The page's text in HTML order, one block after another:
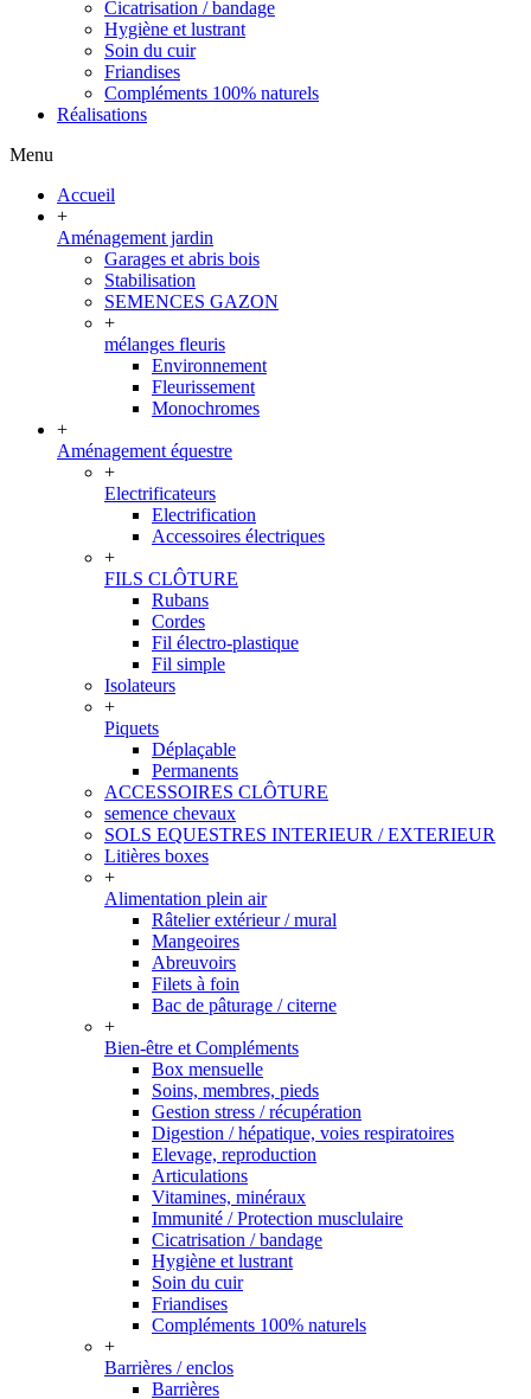
Cicatrisation / bandage
Hygiène et lustrant
Soin du cuir
Friandises
Compléments 100% naturels
Réalisations
Menu
Accueil
+
Aménagement jardin
Garages et abris bois
Stabilisation
SEMENCES GAZON
+
mélanges fleuris
Environnement
Fleurissement
Monochromes
+
Aménagement équestre
+
Electrificateurs
Electrification
Accessoires électriques
+
FILS CLÔTURE
Rubans
Cordes
Fil électro-plastique
Fil simple
Isolateurs
+
Piquets
Déplaçable
Permanents
ACCESSOIRES CLÔTURE
semence chevaux
SOLS EQUESTRES INTERIEUR / EXTERIEUR
Litières boxes
+
Alimentation plein air
Râtelier extérieur / mural
Mangeoires
Abreuvoirs
Filets à foin
Bac de pâturage / citerne
+
Bien-être et Compléments
Box mensuelle
Soins, membres, pieds
Gestion stress / récupération
Digestion / hépatique, voies respiratoires
Elevage, reproduction
Articulations
Vitamines, minéraux
Immunité / Protection musclulaire
Cicatrisation / bandage
Hygiène et lustrant
Soin du cuir
Friandises
Compléments 100% naturels
+
Barrières / enclos
Barrières